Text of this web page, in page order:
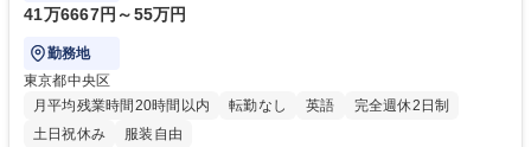
41万6667円～55万円
勤務地
東京都中央区
月平均残業時間20時間以内
転勤なし 英語
完全週休2日制
土日祝休み
服装自由